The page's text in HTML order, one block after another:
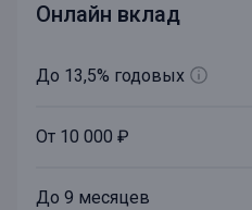
Онлайн вклад
До 13,5% годовых
От 10 000 ₽
До 9 месяцев